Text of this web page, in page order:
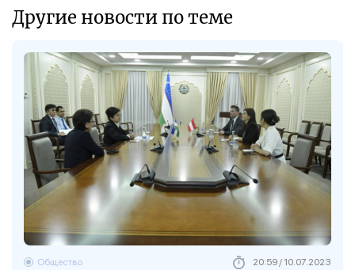
Другие новости по теме
Общество 20:59 / 10.07.2023